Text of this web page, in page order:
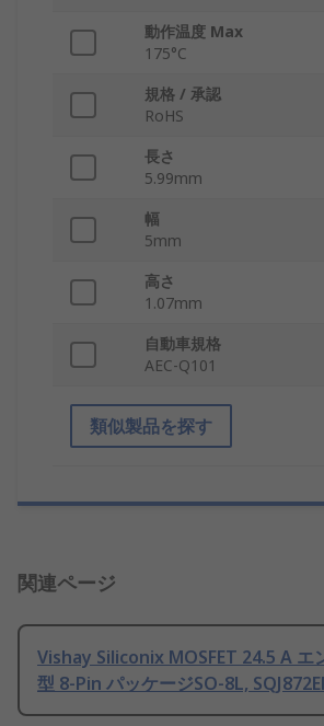
動作温度 Max
175°C
規格 / 承認
RoHS
長さ
5.99mm
幅
5mm
高さ
1.07mm
自動車規格
AEC-Q101
類似製品を探す
関連ページ
Vishay Siliconix MOSFET 24.5 A エ
型 8-Pin パッケージSO-8L,